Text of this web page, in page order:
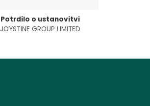
Potrdilo o ustanovitvi
JOYSTINE GROUP LIMITED